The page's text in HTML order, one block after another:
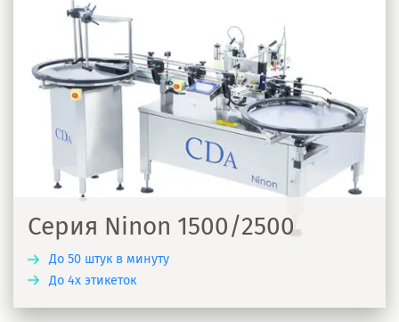
Серия Ninon 1500/2500
До 50 штук в минуту
До 4х этикеток